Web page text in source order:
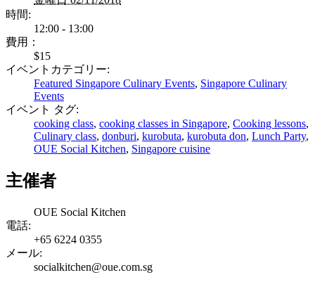
時間:
12:00 - 13:00
費用：
$15
イベントカテゴリー:
Featured Singapore Culinary Events, Singapore Culinary
Events
イベント タグ:
cooking class, cooking classes in Singapore, Cooking lessons,
Culinary class, donburi, kurobuta, kurobuta don, Lunch Party,
OUE Social Kitchen, Singapore cuisine
主催者
OUE Social Kitchen
電話:
+65 6224 0355
メール:
socialkitchen@oue.com.sg